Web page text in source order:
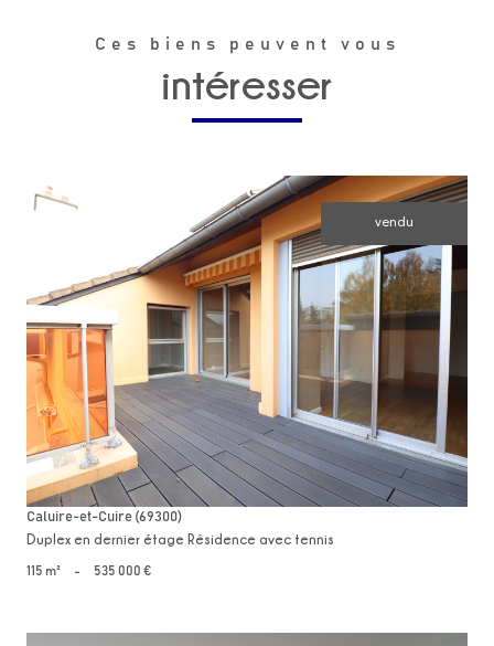
Ces biens peuvent vous
intéresser
vendu
Caluire-et-Cuire (69300)
Duplex en dernier étage Résidence avec tennis
115 m² - 535 000 €